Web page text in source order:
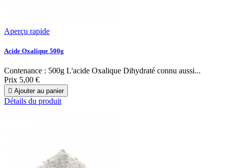
Aperçu rapide
Acide Oxalique 500g
Contenance : 500g L'acide Oxalique Dihydraté connu aussi...
Prix 5,00 €
 Ajouter au panier
Détails du produit